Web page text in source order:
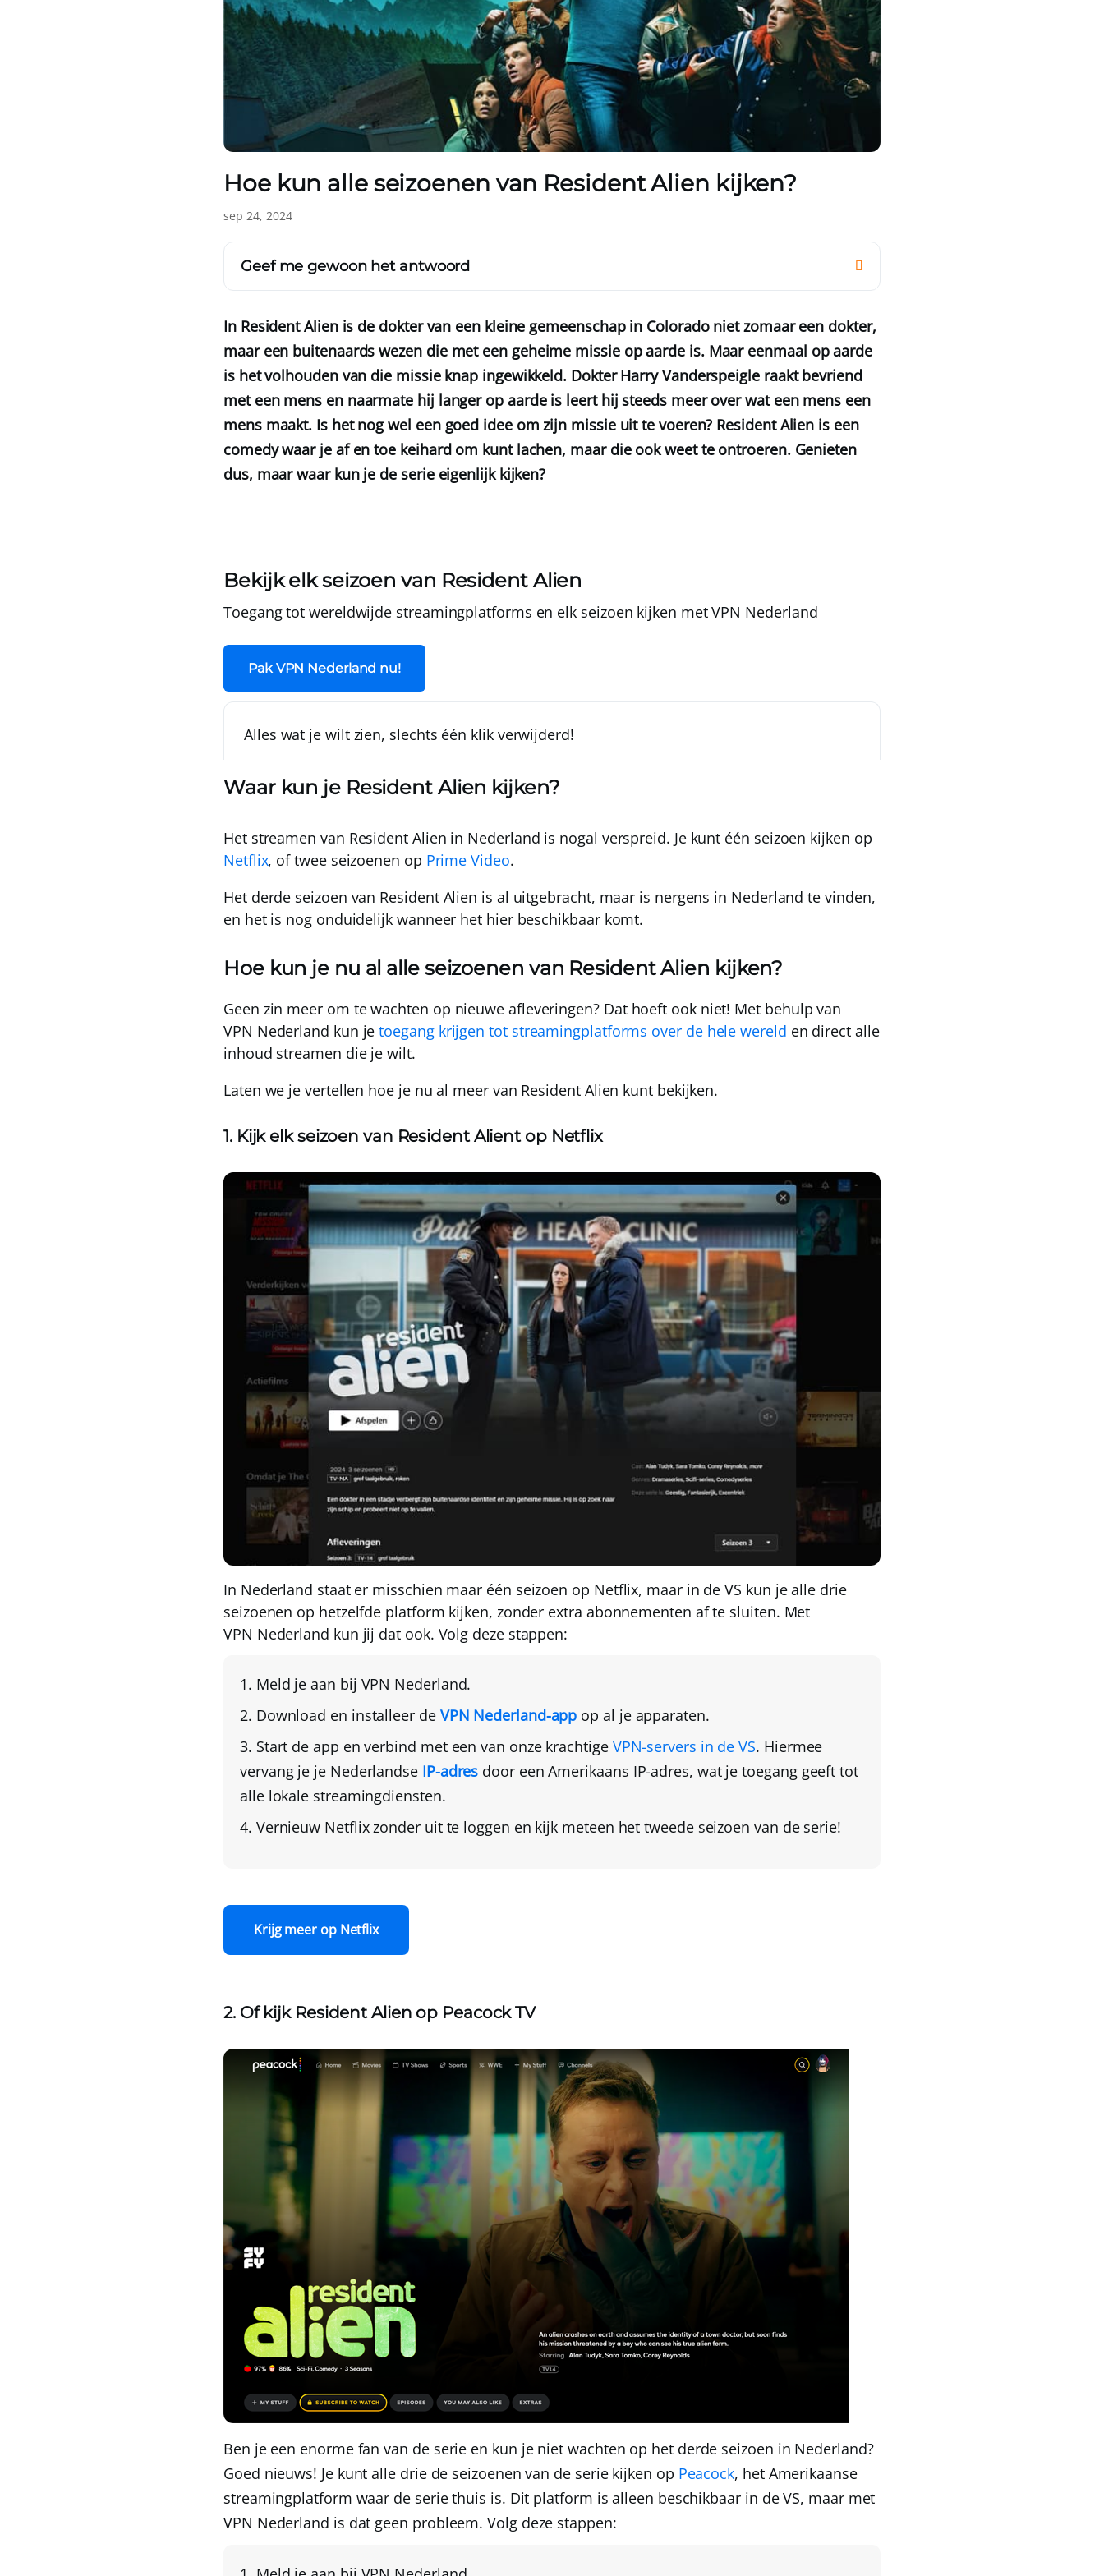
Hoe kun alle seizoenen van Resident Alien kijken?
sep 24, 2024
Geef me gewoon het antwoord
In Resident Alien is de dokter van een kleine gemeenschap in Colorado niet zomaar een dokter,
maar een buitenaards wezen die met een geheime missie op aarde is. Maar eenmaal op aarde
is het volhouden van die missie knap ingewikkeld. Dokter Harry Vanderspeigle raakt bevriend
met een mens en naarmate hij langer op aarde is leert hij steeds meer over wat een mens een
mens maakt. Is het nog wel een goed idee om zijn missie uit te voeren? Resident Alien is een
comedy waar je af en toe keihard om kunt lachen, maar die ook weet te ontroeren. Genieten
dus, maar waar kun je de serie eigenlijk kijken?
Bekijk elk seizoen van Resident Alien
Toegang tot wereldwijde streamingplatforms en elk seizoen kijken metVPN Nederland
Pak VPN Nederland nu!
Alles wat je wilt zien, slechts één klik verwijderd!
Waar kun je Resident Alien kijken?
Het streamen van Resident Alien in Nederland is nogal verspreid. Je kunt één seizoen kijken op
Netflix, oftwee seizoenen op Prime Video.
Het derde seizoen van Resident Alien is al uitgebracht, maar is nergens in Nederland te vinden,
en het is nog onduidelijk wanneer het hier beschikbaar komt.
Hoe kun je nu al alle seizoenen van Resident Alien kijken?
Geen zin meer om te wachten op nieuwe afleveringen? Dat hoeft ook niet! Met behulp van
VPN Nederland kun jetoegang krijgen tot streamingplatforms over de hele wereld en direct alle
inhoud streamen die je wilt.
Laten we je vertellen hoe je nu al meer van Resident Alien kunt bekijken.
1. Kijk elk seizoen van Resident Alient op Netflix
In Nederland staat er misschien maar één seizoen op Netflix, maar in de VS kun je alle drie
seizoenen op hetzelfde platform kijken, zonder extra abonnementen af te sluiten. Met
VPN Nederland kun jij dat ook. Volg deze stappen:
Meld je aan bij VPN Nederland.
Download en installeer de VPN Nederland-app op al je apparaten.
Start de app en verbind met een van onze krachtige VPN-servers in de VS. Hiermee
vervang je je Nederlandse IP-adres door een Amerikaans IP-adres, wat je toegang geeft tot
alle lokale streamingdiensten.
Vernieuw Netflix zonder uit te loggen en kijk meteen het tweede seizoen van de serie!
Krijg meer op Netflix
2. Of kijk Resident Alien op Peacock TV
Ben je een enorme fan van de serie en kun je niet wachten op het derde seizoen in Nederland?
Goed nieuws! Je kunt alle drie de seizoenen van de serie kijken op Peacock, het Amerikaanse
streamingplatform waar de serie thuis is. Dit platform is alleen beschikbaar in de VS, maar met
VPN Nederland is dat geen probleem. Volg deze stappen: